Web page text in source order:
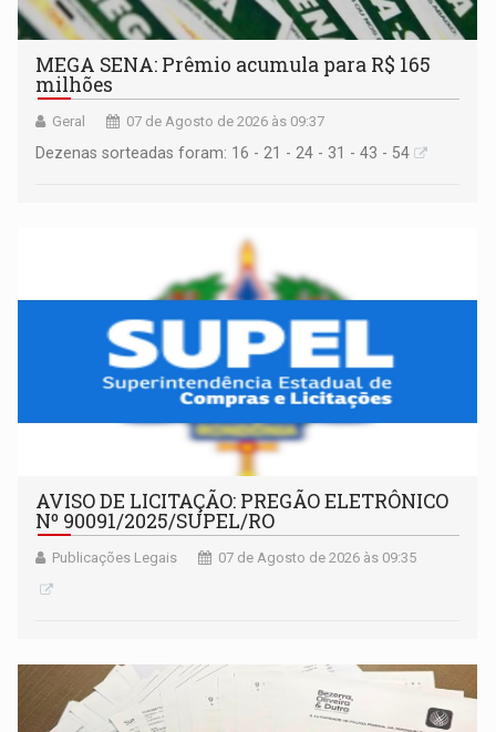
MEGA SENA: Prêmio acumula para R$ 165
milhões
Geral 07 de Agosto de 2026 às 09:37
Dezenas sorteadas foram: 16 - 21 - 24 - 31 - 43 - 54
AVISO DE LICITAÇÃO: PREGÃO ELETRÔNICO
Nº 90091/2025/SUPEL/RO
Publicações Legais 07 de Agosto de 2026 às 09:35